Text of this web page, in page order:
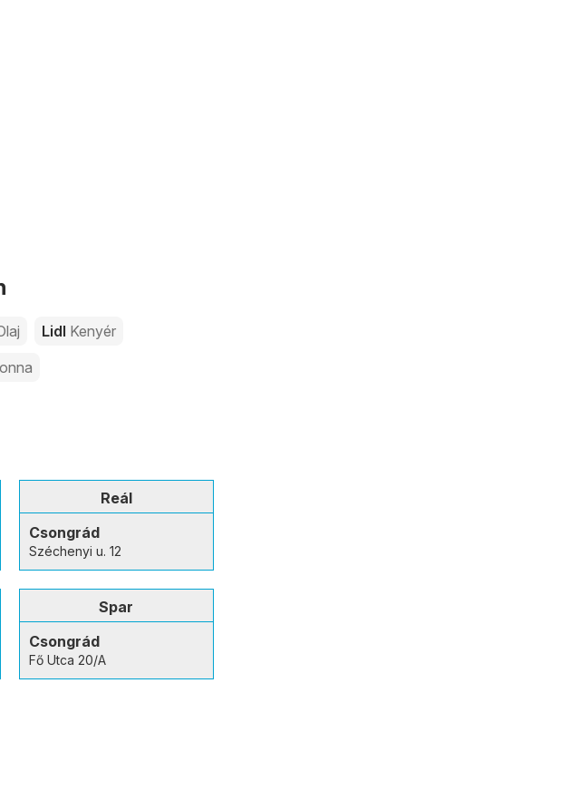
Lidl Kenyér
Reál
Csongrád
Széchenyi u. 12
Spar
Csongrád
Fő Utca 20/A